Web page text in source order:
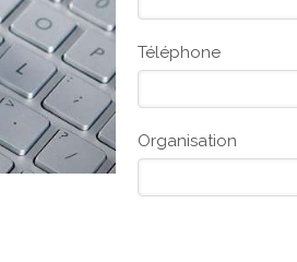
Téléphone
Organisation